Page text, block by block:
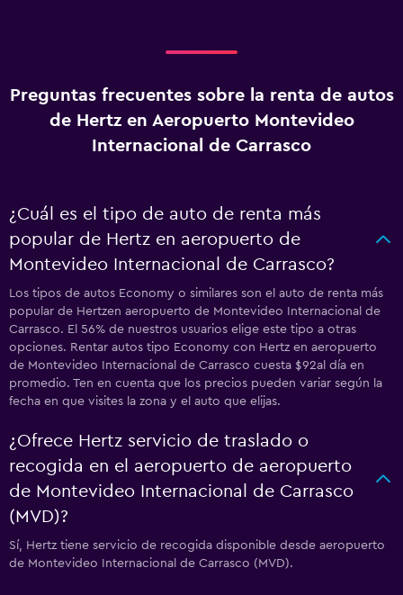
Preguntas frecuentes sobre la renta de autos
de Hertz en Aeropuerto Montevideo
Internacional de Carrasco
¿Cuál es el tipo de auto de renta más
popular de Hertz en aeropuerto de
Montevideo Internacional de Carrasco?
Los tipos de autos Economy o similares son el auto de renta más
popular de Hertzen aeropuerto de Montevideo Internacional de
Carrasco. El 56% de nuestros usuarios elige este tipo a otras
opciones. Rentar autos tipo Economy con Hertz en aeropuerto
de Montevideo Internacional de Carrasco cuesta $92al día en
promedio. Ten en cuenta que los precios pueden variar según la
fecha en que visites la zona y el auto que elijas.
¿Ofrece Hertz servicio de traslado o
recogida en el aeropuerto de aeropuerto
de Montevideo Internacional de Carrasco
(MVD)?
Sí, Hertz tiene servicio de recogida disponible desde aeropuerto
de Montevideo Internacional de Carrasco (MVD).